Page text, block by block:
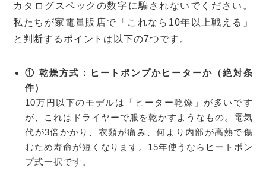
カタログスペックの数字に騙されないでください。
私たちが家電量販店で「これなら10年以上戦える」
と判断するポイントは以下の7つです。
① 乾燥方式：ヒートポンプかヒーターか（絶対条
件）
10万円以下のモデルは「ヒーター乾燥」が多いです
が、これはドライヤーで服を乾かすようなもの。電気
代が3倍かかり、衣類が痛み、何より内部が高熱で傷
むため寿命が短くなります。15年使うならヒートポン
プ式一択です。